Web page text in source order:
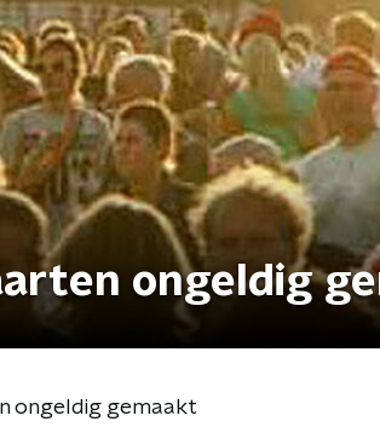
ongeldig
ongeldig gemaakt